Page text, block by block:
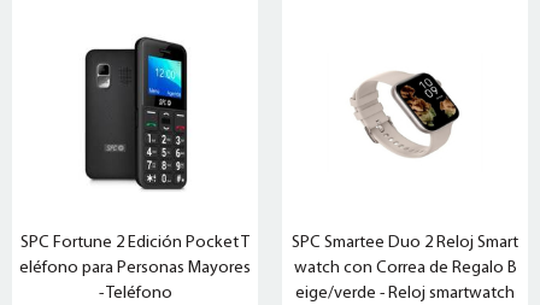
SPC Fortune 2 Edición Pocket T
eléfono para Personas Mayores
- Teléfono
SPC Smartee Duo 2 Reloj Smart
watch con Correa de Regalo B
eige/verde - Reloj smartwatch